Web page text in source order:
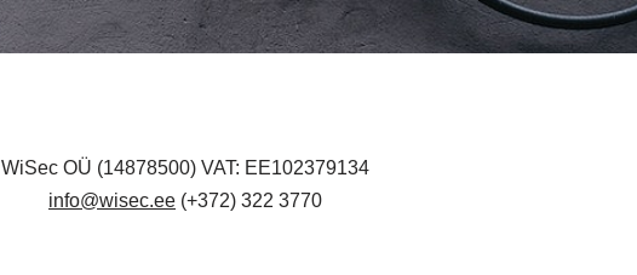
WiSec OÜ (14878500) VAT: EE102379134
info@wisec.ee (+372) 322 3770